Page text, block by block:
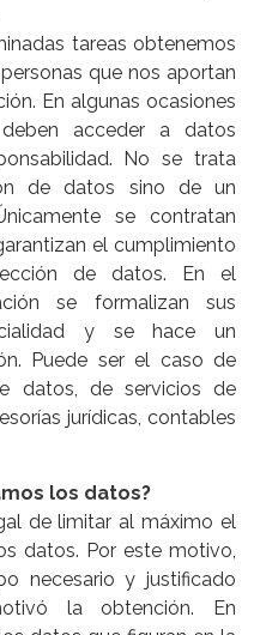
tareas obtenemos
que nos aportan
En algunas ocasiones
acceder a datos
No se trata
de datos sino de un
se contratan
el cumplimiento
de datos. En el
se formalizan sus
y se hace un
Puede ser el caso de
datos, de servicios de
jurídicas, contables
los datos?
de limitar al máximo el
datos. Por este motivo,
necesario y justificado
la obtención. En